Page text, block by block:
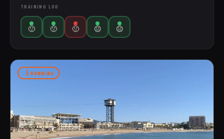
TRAINING LOG
🙂 🙁 🙁 😐 😐
RUNNING